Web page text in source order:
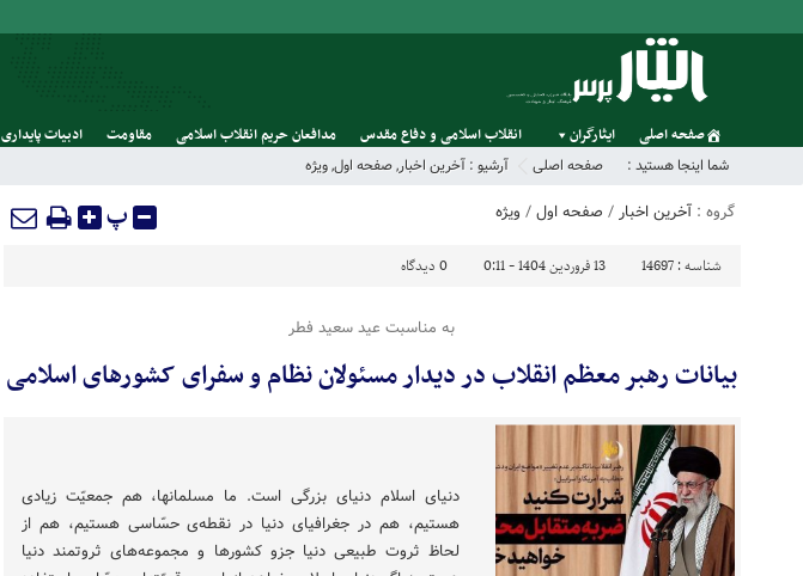
صفحه اصلی ایثارگران انقلاب اسلامی و دفاع مقدس مدافعان حریم انقلاب اسلامی مقاومت ادبیات پایداری
شما اینجا هستید : صفحه اصلی آرشیو : آخرین اخبار,صفحه اول,ویژه
گروه : آخرین اخبار / صفحه اول/ ویژه پ
شناسه : 14697 13 فروردین 1404 - 0:11 0 دیدگاه
به مناسبت عید سعید فطر
بیانات رهبر معظم انقلاب در دیدار مسئولان نظام و سفرای کشورهای اسلامی
دنیای اسلام دنیای بزرگی است. ما مسلمانها، هم جمعیّت زیادی
هستیم، هم در جغرافیای دنیا در نقطه‌ی حسّاسی هستیم، هم از
لحاظ ثروت طبیعی دنیا جزو کشورها و مجموعه‌های ثروتمند دنیا